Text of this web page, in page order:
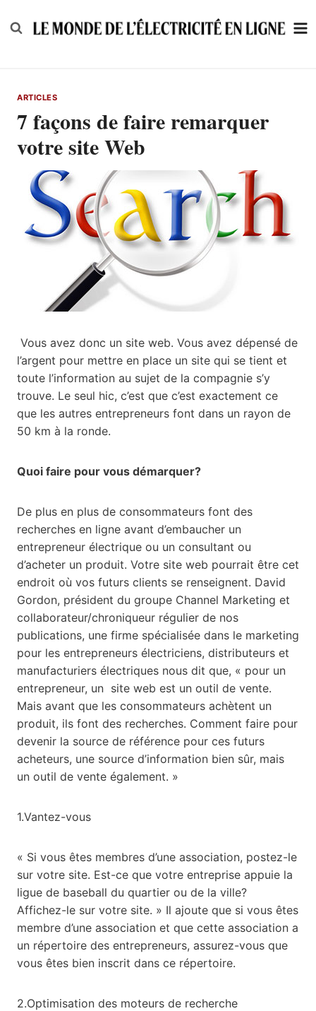
to
ARTICLES
7 façons de faire remarquer
votre site Web
Vous avez donc un site web. Vous avez dépensé de
l’argent pour mettre en place un site qui se tient et
toute l’information au sujet de la compagnie s’y
trouve. Le seul hic, c’est que c’est exactement ce
que les autres entrepreneurs font dans un rayon de
50 km à la ronde.
Quoi faire pour vous démarquer?
De plus en plus de consommateurs font des
recherches en ligne avant d’embaucher un
entrepreneur électrique ou un consultant ou
d’acheter un produit. Votre site web pourrait être cet
endroit où vos futurs clients se renseignent. David
Gordon, président du groupe Channel Marketing et
collaborateur/chroniqueur régulier de nos
publications, une firme spécialisée dans le marketing
pour les entrepreneurs électriciens, distributeurs et
manufacturiers électriques nous dit que, « pour un
entrepreneur, un site web est un outil de vente.
Mais avant que les consommateurs achètent un
produit, ils font des recherches. Comment faire pour
devenir la source de référence pour ces futurs
acheteurs, une source d’information bien sûr, mais
un outil de vente également. »
1.Vantez-vous
« Si vous êtes membres d’une association, postez-le
sur votre site. Est-ce que votre entreprise appuie la
ligue de baseball du quartier ou de la ville?
Affichez-le sur votre site. » Il ajoute que si vous êtes
membre d’une association et que cette association a
un répertoire des entrepreneurs, assurez-vous que
vous êtes bien inscrit dans ce répertoire.
2.Optimisation des moteurs de recherche